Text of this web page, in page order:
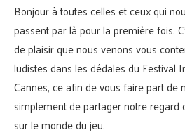
Bonjour à toutes celles et ceux qui
passent par là pour la première fois.
de plaisir que nous venons vous
ludistes dans les dédales du Festival
Cannes, ce afin de vous faire part de
simplement de partager notre regard
sur le monde du jeu.